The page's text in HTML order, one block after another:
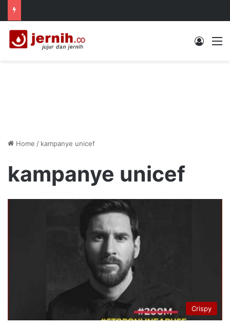
Log In
Home / kampanye unicef
kampanye unicef
Crispy